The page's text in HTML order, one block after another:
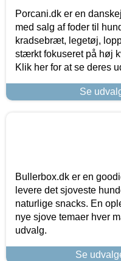
Porcani.dk er en
med salg af foder til
kradsebræt, legetøj,
stærkt fokuseret på høj
Klik her for at se deres
Se
Bullerbox.dk er en
levere det sjoveste
naturlige snacks. En
nye sjove temaer hver
udvalg.
Se